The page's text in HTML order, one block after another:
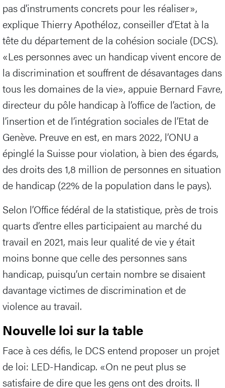
pas d'instruments concrets pour les réaliser»,
explique Thierry Apothéloz, conseiller d’Etat à la
tête du département de la cohésion sociale (DCS).
«Les personnes avec un handicap vivent encore de
la discrimination et souffrent de désavantages dans
tous les domaines de la vie», appuie Bernard Favre,
directeur du pôle handicap à l’office de l’action, de
l’insertion et de l’intégration sociales de l’Etat de
Genève. Preuve en est, en mars 2022, l’ONU a
épinglé la Suisse pour violation, à bien des égards,
des droits des 1,8 million de personnes en situation
de handicap (22% de la population dans le pays).
Selon l’Office fédéral de la statistique, près de trois
quarts d’entre elles participaient au marché du
travail en 2021, mais leur qualité de vie y était
moins bonne que celle des personnes sans
handicap, puisqu’un certain nombre se disaient
davantage victimes de discrimination et de
violence au travail.
Nouvelle loi sur la table
Face à ces défis, le DCS entend proposer un projet
de loi: LED-Handicap. «On ne peut plus se
satisfaire de dire que les gens ont des droits. Il